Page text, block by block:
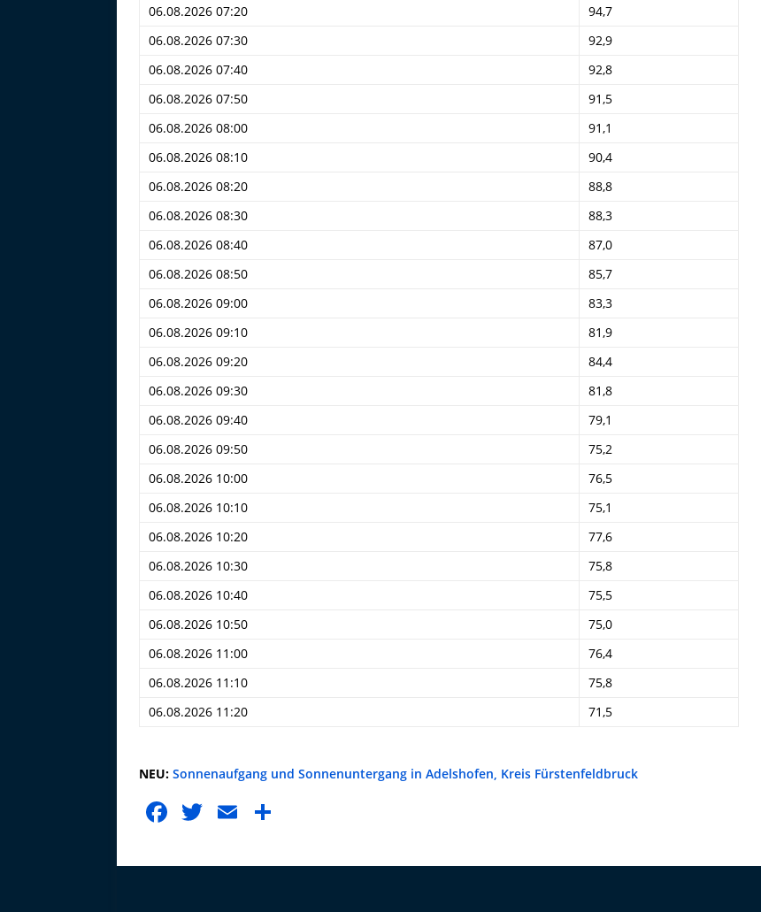
06.08.2026 07:20
94,7
06.08.2026 07:30
92,9
06.08.2026 07:40
92,8
06.08.2026 07:50
91,5
06.08.2026 08:00
91,1
06.08.2026 08:10
90,4
06.08.2026 08:20
88,8
06.08.2026 08:30
88,3
06.08.2026 08:40
87,0
06.08.2026 08:50
85,7
06.08.2026 09:00
83,3
06.08.2026 09:10
81,9
06.08.2026 09:20
84,4
06.08.2026 09:30
81,8
06.08.2026 09:40
79,1
06.08.2026 09:50
75,2
06.08.2026 10:00
76,5
06.08.2026 10:10
75,1
06.08.2026 10:20
77,6
06.08.2026 10:30
75,8
06.08.2026 10:40
75,5
06.08.2026 10:50
75,0
06.08.2026 11:00
76,4
06.08.2026 11:10
75,8
06.08.2026 11:20
71,5
NEU: Sonnenaufgang und Sonnenuntergang in Adelshofen, Kreis Fürstenfeldbruck
F
c
T
it
E
ai le